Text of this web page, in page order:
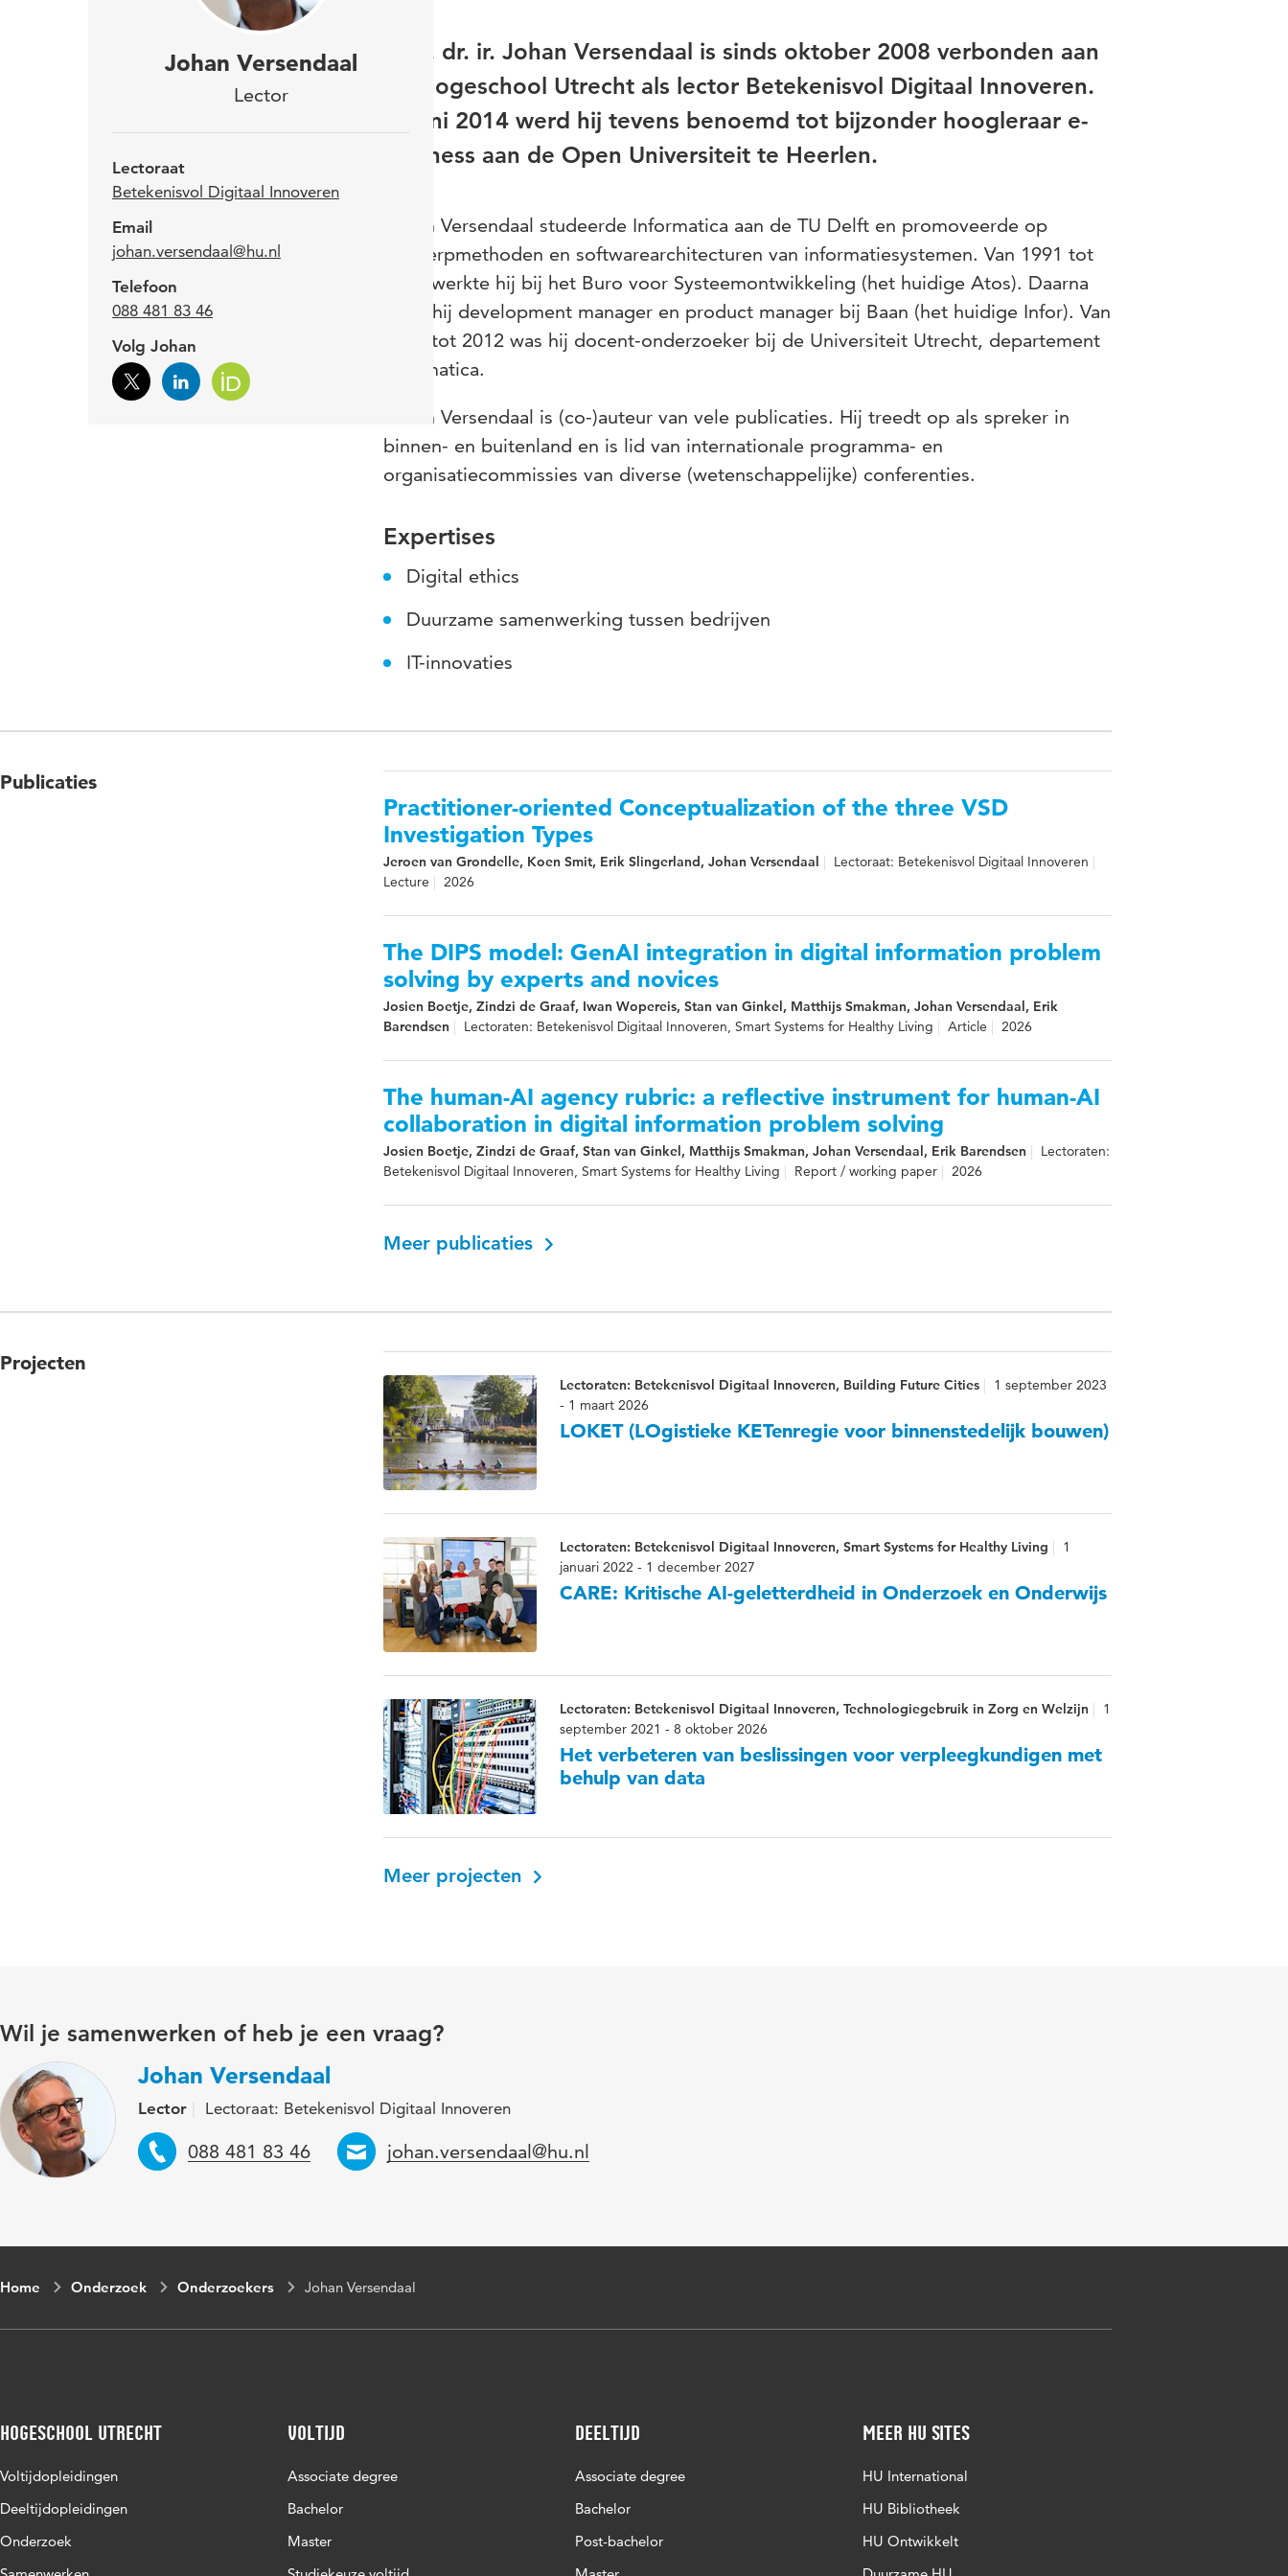
Johan Versendaal
Lector
Lectoraat
Betekenisvol Digitaal Innoveren
Email
johan.versendaal@hu.nl
Telefoon
088 481 83 46
Volg Johan
Prof. dr. ir. Johan Versendaal is sinds oktober 2008 verbonden aan
de Hogeschool Utrecht als lector Betekenisvol Digitaal Innoveren.
In juni 2014 werd hij tevens benoemd tot bijzonder hoogleraar e-
business aan de Open Universiteit te Heerlen.
Johan Versendaal studeerde Informatica aan de TU Delft en promoveerde op
ontwerpmethoden en softwarearchitecturen van informatiesystemen. Van 1991 tot
1997 werkte hij bij het Buro voor Systeemontwikkeling (het huidige Atos). Daarna
werd hij development manager en product manager bij Baan (het huidige Infor). Van
2002 tot 2012 was hij docent-onderzoeker bij de Universiteit Utrecht, departement
Informatica.
Johan Versendaal is (co-)auteur van vele publicaties. Hij treedt op als spreker in
binnen- en buitenland en is lid van internationale programma- en
organisatiecommissies van diverse (wetenschappelijke) conferenties.
Expertises
Digital ethics
Duurzame samenwerking tussen bedrijven
IT-innovaties
Publicaties
Practitioner-oriented Conceptualization of the three VSD
Investigation Types
Jeroen van Grondelle, Koen Smit, Erik Slingerland, Johan Versendaal
Lectoraat: Betekenisvol Digitaal Innoveren
Lecture
2026
The DIPS model: GenAI integration in digital information problem
solving by experts and novices
Josien Boetje, Zindzi de Graaf, Iwan Wopereis, Stan van Ginkel, Matthijs Smakman, Johan Versendaal, Erik
Barendsen
Lectoraten: Betekenisvol Digitaal Innoveren, Smart Systems for Healthy Living Article 2026
The human-AI agency rubric: a reflective instrument for human-AI
collaboration in digital information problem solving
Josien Boetje, Zindzi de Graaf, Stan van Ginkel, Matthijs Smakman, Johan Versendaal, Erik Barendsen
Lectoraten:
Betekenisvol Digitaal Innoveren, Smart Systems for Healthy Living
Report / working paper 2026
Meer publicaties
Projecten
Lectoraten: Betekenisvol Digitaal Innoveren, Building Future Cities
1 september 2023
- 1 maart 2026
LOKET (LOgistieke KETenregie voor binnenstedelijk bouwen)
Lectoraten: Betekenisvol Digitaal Innoveren, Smart Systems for Healthy Living
1
januari 2022 - 1 december 2027
CARE: Kritische AI-geletterdheid in Onderzoek en Onderwijs
Lectoraten: Betekenisvol Digitaal Innoveren, Technologiegebruik in Zorg en Welzijn
1
september 2021 - 8 oktober 2026
Het verbeteren van beslissingen voor verpleegkundigen met
behulp van data
Meer projecten
Wil je samenwerken of heb je een vraag?
Johan Versendaal
Lector Lectoraat: Betekenisvol Digitaal Innoveren
Telefoon
088 481 83 46 Email
johan.versendaal@hu.nl
Home Onderzoek Onderzoekers Johan Versendaal
Hogeschool Utrecht
Voltijdopleidingen
Deeltijdopleidingen
Onderzoek
Voltijd
Associate degree
Bachelor
Master
Deeltijd
Associate degree
Bachelor
Post-bachelor
Meer HU sites
HU International
HU Bibliotheek
HU Ontwikkelt